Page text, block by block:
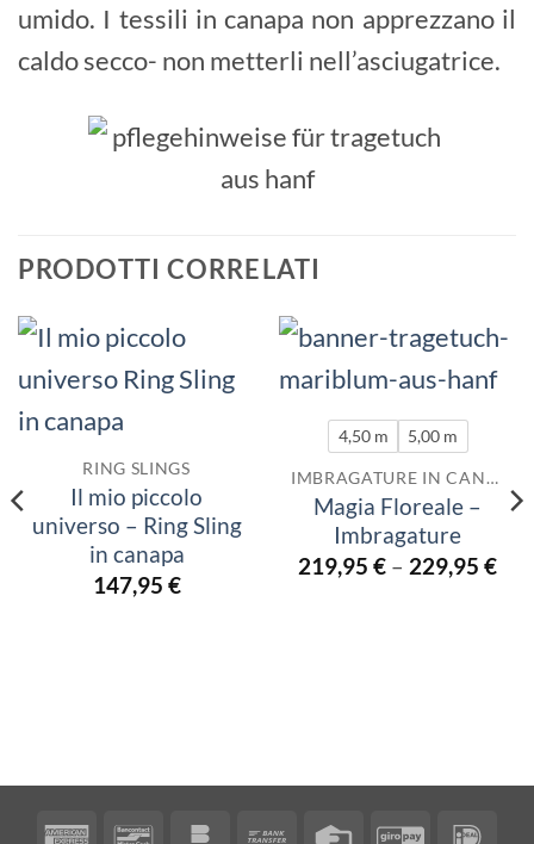
umido. I tessili in canapa non apprezzano il
caldo secco- non metterli nell’asciugatrice.
PRODOTTI CORRELATI
RING SLINGS
Il mio piccolo
universo – Ring Sling
in canapa
147,95 €
4,50 m 5,00 m
IMBRAGATURE IN CANAPA
Magia Floreale –
Imbragature
219,95 € – 229,95 €
AmericanBancontactBankomat
Bank CreditGiroPay